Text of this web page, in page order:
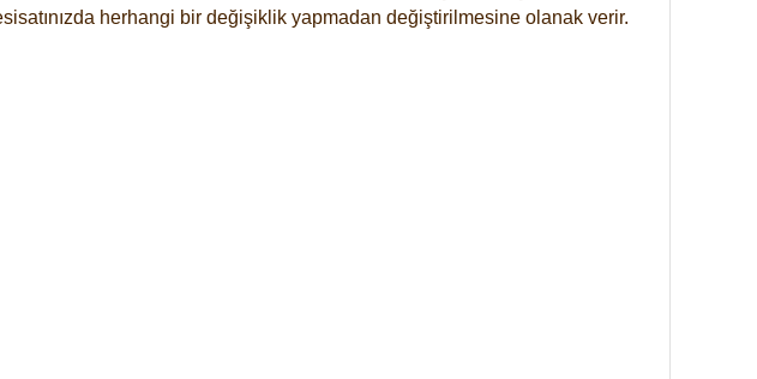
herhangi bir değişiklik yapmadan değiştirilmesine olanak verir.